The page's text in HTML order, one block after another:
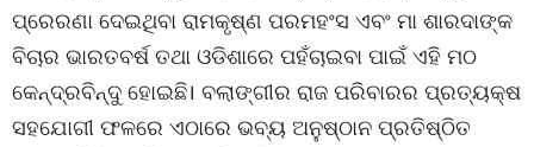
ପ୍ରେରଣା ଦେଇଥିବା ରାମକୃଷ୍ଣ ପରମହଂସ ଏବଂ ମା ଶାରଦାଙ୍କ
ବିଚାର ଭାରତବର୍ଷ ତଥା ଓଡିଶାରେ ପହଁଚାଇବା ପାଇଁ ଏହି ମଠ
କେନ୍ଦ୍ରବିନ୍ଦୁ ହୋଇଛି। ବଲାଙ୍ଗୀର ରାଜ ପରିବାରର ପ୍ରତ୍ୟକ୍ଷ
ସହଯୋଗୀ ଫଳରେ ଏଠାରେ ଭବ୍ୟ ଅନୁଷ୍ଠାନ ପ୍ରତିଷ୍ଠିତ